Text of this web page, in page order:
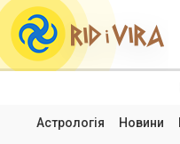
Астрологія Новини